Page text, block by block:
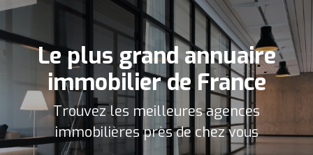
Le plus grand annuaire
immobilier de France
Trouvez les meilleures agences
immobilières près de chez vous